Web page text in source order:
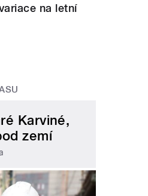
na letní
Karviné,
zemí